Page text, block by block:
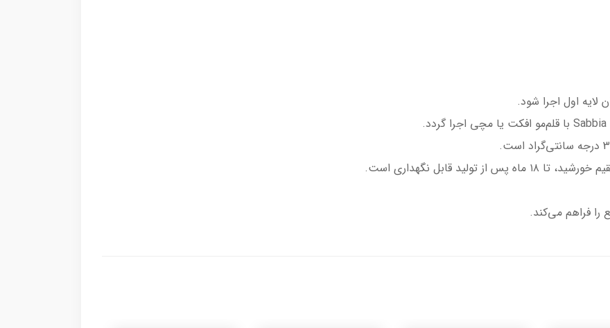
لایه اول اجرا شود.
قابل نگهداری است.